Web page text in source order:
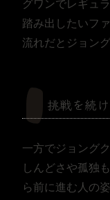
グワンでレギュ
踏み出したいフ
流れだとジョン
挑戦を続
一方でジョング
しんどさや孤独
ら前に進む人の